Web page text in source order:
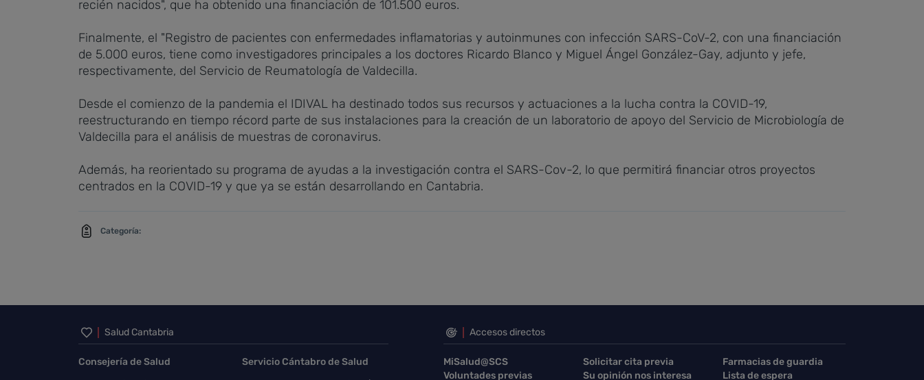
recién nacidos", que ha obtenido una financiación de 101.500 euros.
Finalmente, el "Registro de pacientes con enfermedades inflamatorias y autoinmunes con infección SARS-CoV-2, con una financiación
de 5.000 euros, tiene como investigadores principales a los doctores Ricardo Blanco y Miguel Ángel González-Gay, adjunto y jefe,
respectivamente, del Servicio de Reumatología de Valdecilla.
Desde el comienzo de la pandemia el IDIVAL ha destinado todos sus recursos y actuaciones a la lucha contra la COVID-19,
reestructurando en tiempo récord parte de sus instalaciones para la creación de un laboratorio de apoyo del Servicio de Microbiología de
Valdecilla para el análisis de muestras de coronavirus.
Además, ha reorientado su programa de ayudas a la investigación contra el SARS-Cov-2, lo que permitirá financiar otros proyectos
centrados en la COVID-19 y que ya se están desarrollando en Cantabria.
Categoría:
Inicio del pie de página
Salud Cantabria
Consejería de Salud
Servicio Cántabro de Salud
Accesos directos
MiSalud@SCS Solicitar cita previa
Farmacias de guardia
Voluntades previas
Su opinión nos interesa Lista de espera